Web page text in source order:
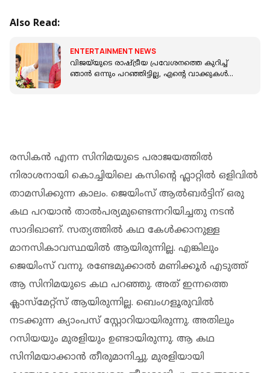
Also Read:
ENTERTAINMENT NEWS
വിജയ്‌യുടെ രാഷ്ട്രീയ പ്രവേശനത്തെ കുറിച്ച്
ഞാൻ ഒന്നും പറഞ്ഞിട്ടില്ല, എന്റെ വാക്കുകൾ
രസികൻ എന്ന സിനിമയുടെ പരാജയത്തിൽ
നിരാശനായി കൊച്ചിയിലെ കസിന്റെ ഫ്ലാറ്റിൽ ഒളിവിൽ
താമസിക്കുന്ന കാലം. ജെയിംസ് ആൽബർട്ടിന് ഒരു
കഥ പറയാൻ താൽപര്യമുണ്ടെന്നറിയിച്ചതു നടൻ
സാദിഖാണ്. സത്യത്തിൽ കഥ കേൾക്കാനുള്ള
മാനസികാവസ്ഥയിൽ ആയിരുന്നില്ല. എങ്കിലും
ജെയിംസ് വന്നു. രണ്ടേമുക്കാൽ മണിക്കൂർ എടുത്ത്
ആ സിനിമയുടെ കഥ പറഞ്ഞു. അത് ഇന്നത്തെ
ക്ലാസ്മേറ്റ്സ് ആയിരുന്നില്ല. ബെംഗളൂരുവിൽ
നടക്കുന്ന ക്യാംപസ് സ്റ്റോറിയായിരുന്നു. അതിലും
റസിയയും മുരളിയും ഉണ്ടായിരുന്നു. ആ കഥ
സിനിമയാക്കാൻ തീരുമാനിച്ചു. മുരളിയായി